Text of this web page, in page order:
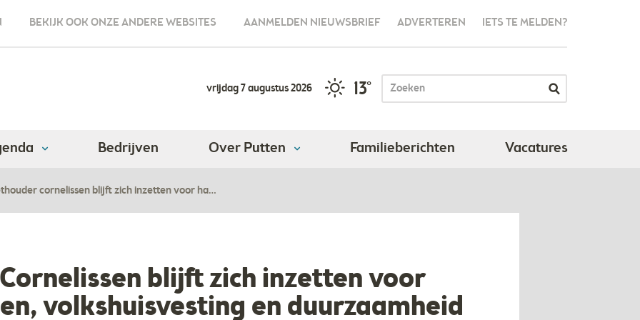
BEKIJK OOK ONZE ANDERE WEBSITES AANMELDEN NIEUWSBRIEF ADVERTEREN IETS TE MELDEN?
vrijdag 7 augustus 2026 13°
Bedrijven Over Putten Familieberichten Vacatures
cornelissen blijft zich inzetten voor ha…
blijft zich inzetten voor
volkshuisvesting en duurzaamheid